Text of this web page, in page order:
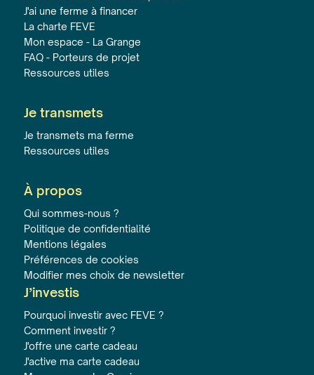
J'ai une ferme à financer
La charte FEVE
Mon espace - La Grange
FAQ - Porteurs de projet
Ressources utiles
Je transmets
Je transmets ma ferme
Ressources utiles
À propos
Qui sommes-nous ?
Politique de confidentialité
Mentions légales
Préférences de cookies
Modifier mes choix de newsletter
J’investis
Pourquoi investir avec FEVE ?
Comment investir ?
J'offre une carte cadeau
J'active ma carte cadeau